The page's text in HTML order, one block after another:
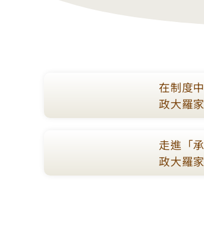
在制度
政大羅
走進「
政大羅